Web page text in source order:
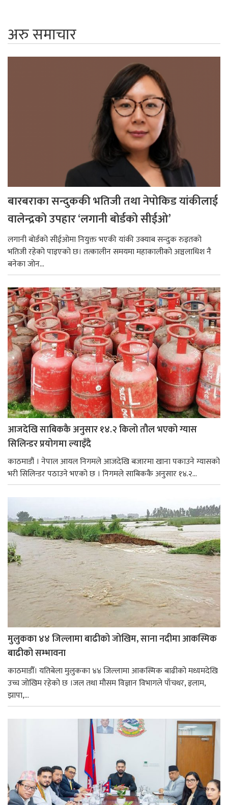
अरु समाचार
बारबराका सन्दुककी भतिजी तथा नेपोकिड यांकीलाई
वालेन्द्रको उपहार ‘लगानी बोर्डको सीईओ’
लगानी बोर्डको सीईओमा नियुक्त भएकी यांकी उक्याब सन्दुक रुइतको
भतिजी रहेको पाइएको छ। तत्कालीन समयमा महाकालीको अञ्चलाधिश नै
बनेका जोन...
आजदेखि साबिककै अनुसार १४.२ किलो तौल भएको ग्यास
सिलिन्डर प्रयोगमा ल्याइँदै
काठमाडौं । नेपाल आयल निगमले आजदेखि बजारमा खाना पकाउने ग्यासको
भरी सिलिन्डर पठाउने भएको छ । निगमले साबिककै अनुसार १४.२...
मुलुकका ४४ जिल्लामा बाढीको जोखिम, साना नदीमा आकस्मिक
बाढीको सम्भावना
काठमाडौँ। यतिबेला मुलुकका ४४ जिल्लामा आकस्मिक बाढीको मध्यमदेखि
उच्च जोखिम रहेको छ ।जल तथा मौसम विज्ञान विभागले पाँचथर, इलाम,
झापा,...